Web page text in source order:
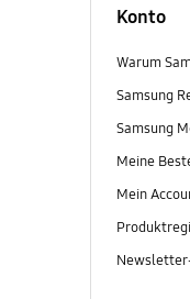
Konto
Warum
Samsung
Samsung
Meine
Mein